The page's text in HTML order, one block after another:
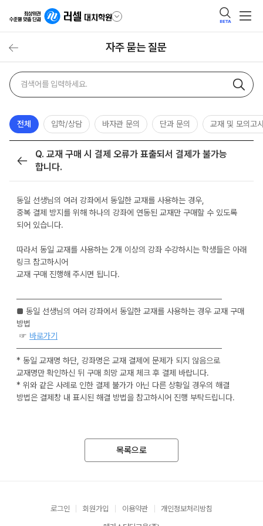
BETA
자주 묻는 질문
자주
묻는
검색
검색어
전체 입학/상담 바자관 문의 단과 문의 교재 및 모의고
목록
Q. 교재 구매 시 결제 오류가 표출되서 결제가 불가능
합니다.
동일 선생님의 여러 강좌에서 동일한 교재를 사용하는 경우,
중복 결제 방지를 위해 하나의 강좌에 연동된 교재만 구매할 수 있도록
되어 있습니다.
따라서 동일 교재를 사용하는 2개 이상의 강좌 수강하시는 학생들은 아래
링크 참고하시어
교재 구매 진행해 주시면 됩니다.
───────────────────────────────────
■ 동일 선생님의 여러 강좌에서 동일한 교재를 사용하는 경우 교재 구매
방법
☞ 바로가기
───────────────────────────────────
* 동일 교재명 하단, 강좌명은 교재 결제에 문제가 되지 않음으로
교재명만 확인하신 뒤 구매 희망 교재 체크 후 결제 바랍니다.
* 위와 같은 사례로 인한 결제 불가가 아닌 다른 상황일 경우의 해결
방법은 결제창 내 표시된 해결 방법을 참고하시어 진행 부탁드립니다.
목록으로
로그인 회원가입 이용약관 개인정보처리방침